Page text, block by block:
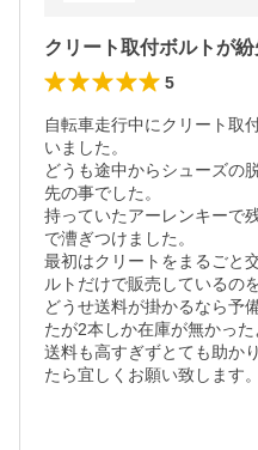
5
自転車走行中にクリート取
いました。
どうも途中からシューズの
先の事でした。
持っていたアーレンキーで
で漕ぎつけました。
最初はクリートをまるごと
ルトだけで販売しているの
どうせ送料が掛かるなら予
たが2本しか在庫が無かった
送料も高すぎずとても助か
たら宜しくお願い致します。